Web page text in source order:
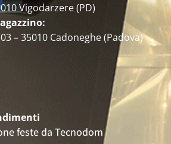
Vigodarzere (PD)
– 35010 Cadoneghe (Padova)
feste da Tecnodom